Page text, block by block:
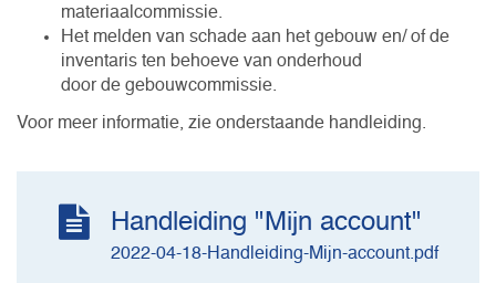
materiaalcommissie.
Het melden van schade aan het gebouw en/ of de
inventaris ten behoeve van onderhoud
door de gebouwcommissie.
Voor meer informatie, zie onderstaande handleiding.
Handleiding "Mijn account"
2022-04-18-Handleiding-Mijn-account.pdf